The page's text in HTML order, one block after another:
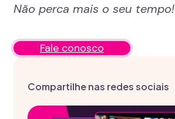
Não perca mais o seu tempo!
Fale conosco
Compartilhe nas redes sociais